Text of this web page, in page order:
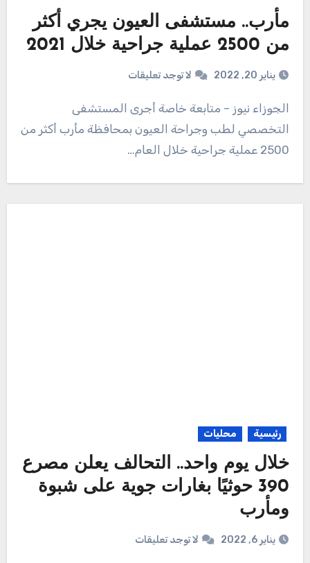
مأرب.. مستشفى العيون يجري أكثر
من 2500 عملية جراحية خلال 2021
يناير 20, 2022 لا توجد تعليقات
الجوزاء نيوز – متابعة خاصة أجرى المستشفى
التخصصي لطب وجراحة العيون بمحافظة مأرب أكثر من
2500 عملية جراحية خلال العام…
رئيسية محليات
خلال يوم واحد.. التحالف يعلن مصرع
390 حوثيًا بغارات جوية على شبوة
ومأرب
يناير 6, 2022 لا توجد تعليقات